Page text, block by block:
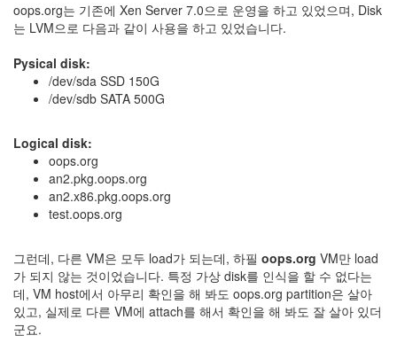
oops.org는 기존에 Xen Server 7.0으로 운영을 하고 있었으며, Disk
는 LVM으로 다음과 같이 사용을 하고 있었습니다.
Pysical disk:
/dev/sda SSD 150G
/dev/sdb SATA 500G
Logical disk:
oops.org
an2.pkg.oops.org
an2.x86.pkg.oops.org
test.oops.org
그런데, 다른 VM은 모두 load가 되는데, 하필 oops.org VM만 load
가 되지 않는 것이었습니다. 특정 가상 disk를 인식을 할 수 없다는
데, VM host에서 아무리 확인을 해 봐도 oops.org partition은 살아
있고, 실제로 다른 VM에 attach를 해서 확인을 해 봐도 잘 살아 있더
군요.
AnNyung
Firefox
Mozilla
표
L10N
iPutty
LInux
불
여
우